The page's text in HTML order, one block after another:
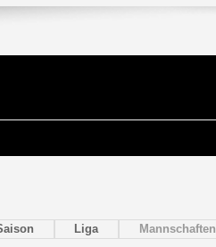
Liga Mannschaften